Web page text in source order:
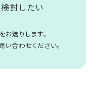
討したい
送りします。
合わせください。